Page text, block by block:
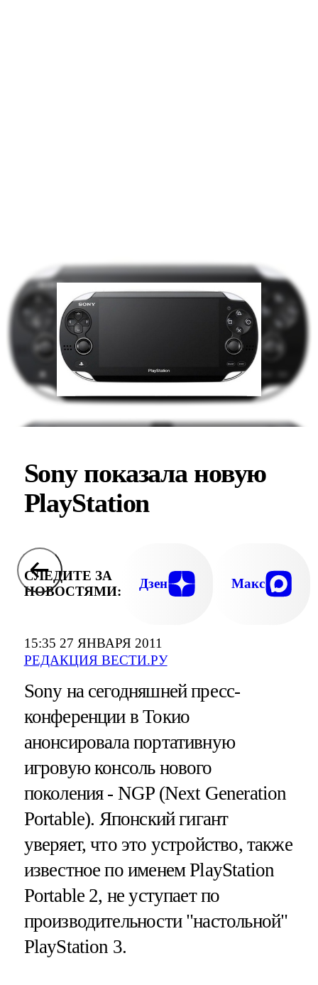
15:35 27 ЯНВАРЯ 2011
РЕДАКЦИЯ ВЕСТИ.РУ
Sony показала новую
PlayStation
СЛЕДИТЕ ЗА
НОВОСТЯМИ:
Дзен Макс
Sony на сегодняшней пресс-
конференции в Токио
анонсировала портативную
игровую консоль нового
поколения - NGP (Next Generation
Portable). Японский гигант
уверяет, что это устройство, также
известное по именем PlayStation
Portable 2, не уступает по
производительности "настольной"
PlayStation 3.